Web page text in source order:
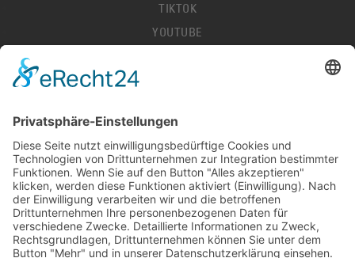
TIKTOK
YOUTUBE
AGB
HALLENORDNUNG
KONTAKT
PRESSE
STELLENANGEBOTE
DEL-LIVESCORES
© 2026 LÖWEN FRANKFURT EISHOCKEY-BETRIEBS GMBH